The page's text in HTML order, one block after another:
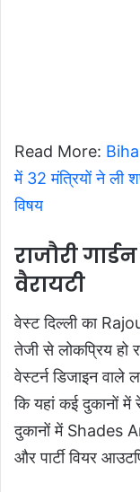
Read More:
में 32 मंत्रियों ने ली
विषय
राजौरी
वैरायटी
वेस्ट दिल्ली का
तेजी से लोकप्रिय हो
वेस्टर्न डिजाइन
कि यहां कई दुकानों में
दुकानों में Shades
और पार्टी वियर